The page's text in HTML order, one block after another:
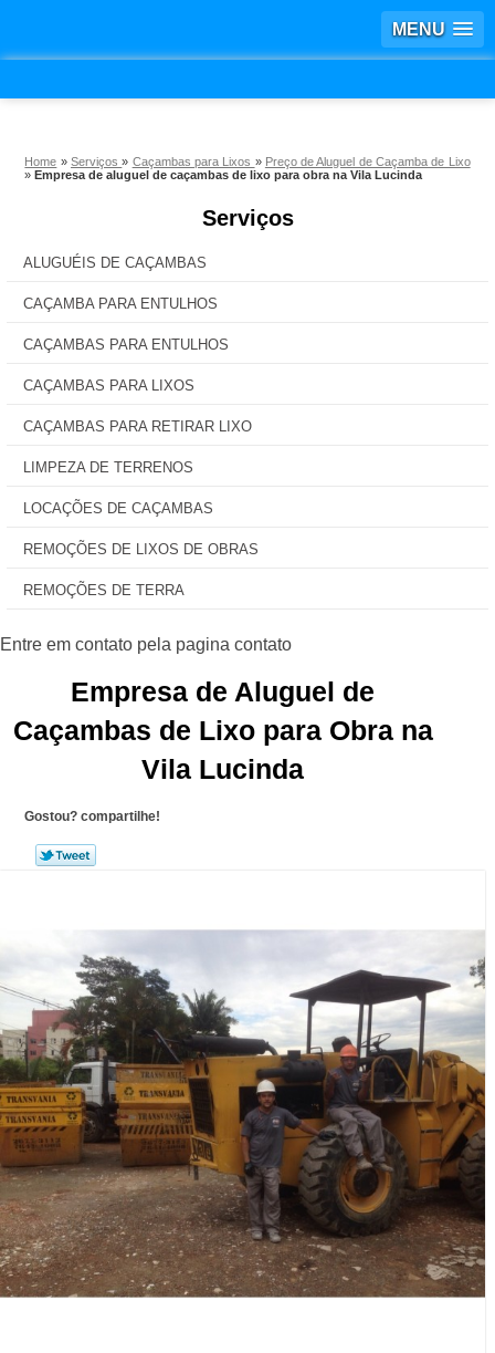
MENU
Home »Serviços» Caçambas para Lixos » Preço de Aluguel de Caçamba de Lixo
»Empresa de aluguel de caçambas de lixo para obra na Vila Lucinda
Serviços
ALUGUÉIS DE CAÇAMBAS
CAÇAMBA PARA ENTULHOS
CAÇAMBAS PARA ENTULHOS
CAÇAMBAS PARA LIXOS
CAÇAMBAS PARA RETIRAR LIXO
LIMPEZA DE TERRENOS
LOCAÇÕES DE CAÇAMBAS
REMOÇÕES DE LIXOS DE OBRAS
REMOÇÕES DE TERRA
Empresa de Aluguel de
Caçambas de Lixo para Obra na
Vila Lucinda
Gostou? compartilhe!